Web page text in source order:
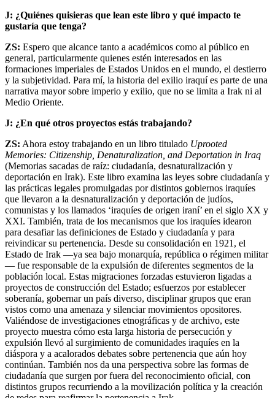
J: ¿Quiénes quisieras que lean este libro y qué impacto te
gustaría que tenga?
ZS: Espero que alcance tanto a académicos como al público en
general, particularmente quienes estén interesados en las
formaciones imperiales de Estados Unidos en el mundo, el destierro
y la subjetividad. Para mí, la historia del exilio iraquí es parte de una
narrativa mayor sobre imperio y exilio, que no se limita a Irak ni al
Medio Oriente.
J: ¿En qué otros proyectos estás trabajando?
ZS: Ahora estoy trabajando en un libro titulado Uprooted
Memories: Citizenship, Denaturalization, and Deportation in Iraq
(Memorias sacadas de raíz: ciudadanía, desnaturalización y
deportación en Irak). Este libro examina las leyes sobre ciudadanía y
las prácticas legales promulgadas por distintos gobiernos iraquíes
que llevaron a la desnaturalización y deportación de judíos,
comunistas y los llamados ‘iraquíes de origen iraní’ en el siglo XX y
XXI. También, trata de los mecanismos que los iraquíes idearon
para desafiar las definiciones de Estado y ciudadanía y para
reivindicar su pertenencia. Desde su consolidación en 1921, el
Estado de Irak —ya sea bajo monarquía, república o régimen militar
— fue responsable de la expulsión de diferentes segmentos de la
población local. Estas migraciones forzadas estuvieron ligadas a
proyectos de construcción del Estado; esfuerzos por establecer
soberanía, gobernar un país diverso, disciplinar grupos que eran
vistos como una amenaza y silenciar movimientos opositores.
Valiéndose de investigaciones etnográficas y de archivo, este
proyecto muestra cómo esta larga historia de persecución y
expulsión llevó al surgimiento de comunidades iraquíes en la
diáspora y a acalorados debates sobre pertenencia que aún hoy
continúan. También nos da una perspectiva sobre las formas de
ciudadanía que surgen por fuera del reconocimiento oficial, con
distintos grupos recurriendo a la movilización política y la creación